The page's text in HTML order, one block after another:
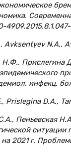
Avksentyev N.A.,
Н.Ф., Прислегина
инфекц.
Prislegina D.A.,
Пеньевская
на 2021 г.